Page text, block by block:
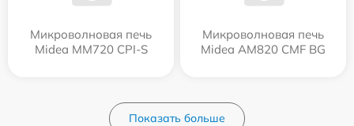
Микроволновая печь
Midea MM720 CPI-S
Микроволновая печь
Midea AM820 CMF BG
Показать больше